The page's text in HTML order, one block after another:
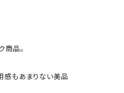
商品。
感もあまりない美品